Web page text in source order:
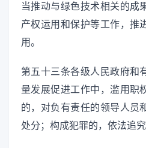
当推动与绿色技术相关的成
产权运用和保护等工作，推
用。
第五十三条各级人民政府和
量发展促进工作中，滥用职
的，对负有责任的领导人员
处分；构成犯罪的，依法追究